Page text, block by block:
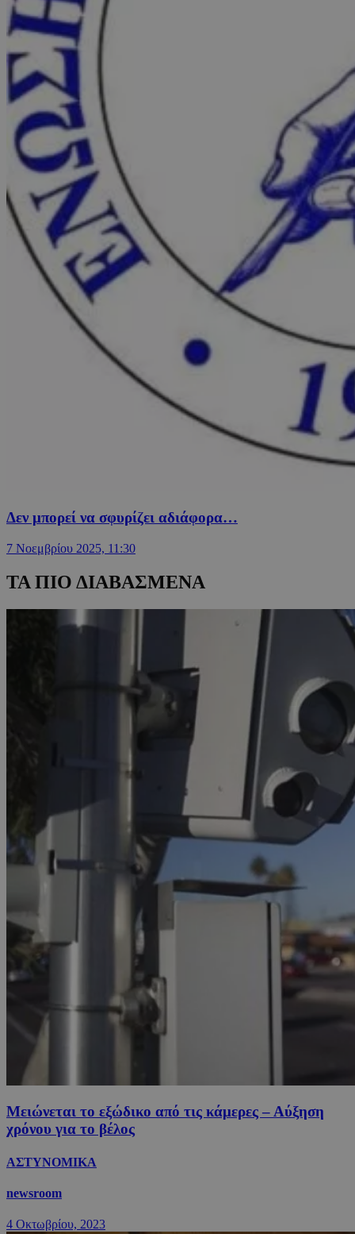
Δεν μπορεί να σφυρίζει αδιάφορα…
7 Νοεμβρίου 2025, 11:30
ΤΑ ΠΙΟ ΔΙΑΒΑΣΜΕΝΑ
Μειώνεται το εξώδικο από τις κάμερες – Αύξηση
χρόνου για το βέλος
ΑΣΤΥΝΟΜΙΚΑ
newsroom
4 Οκτωβρίου, 2023